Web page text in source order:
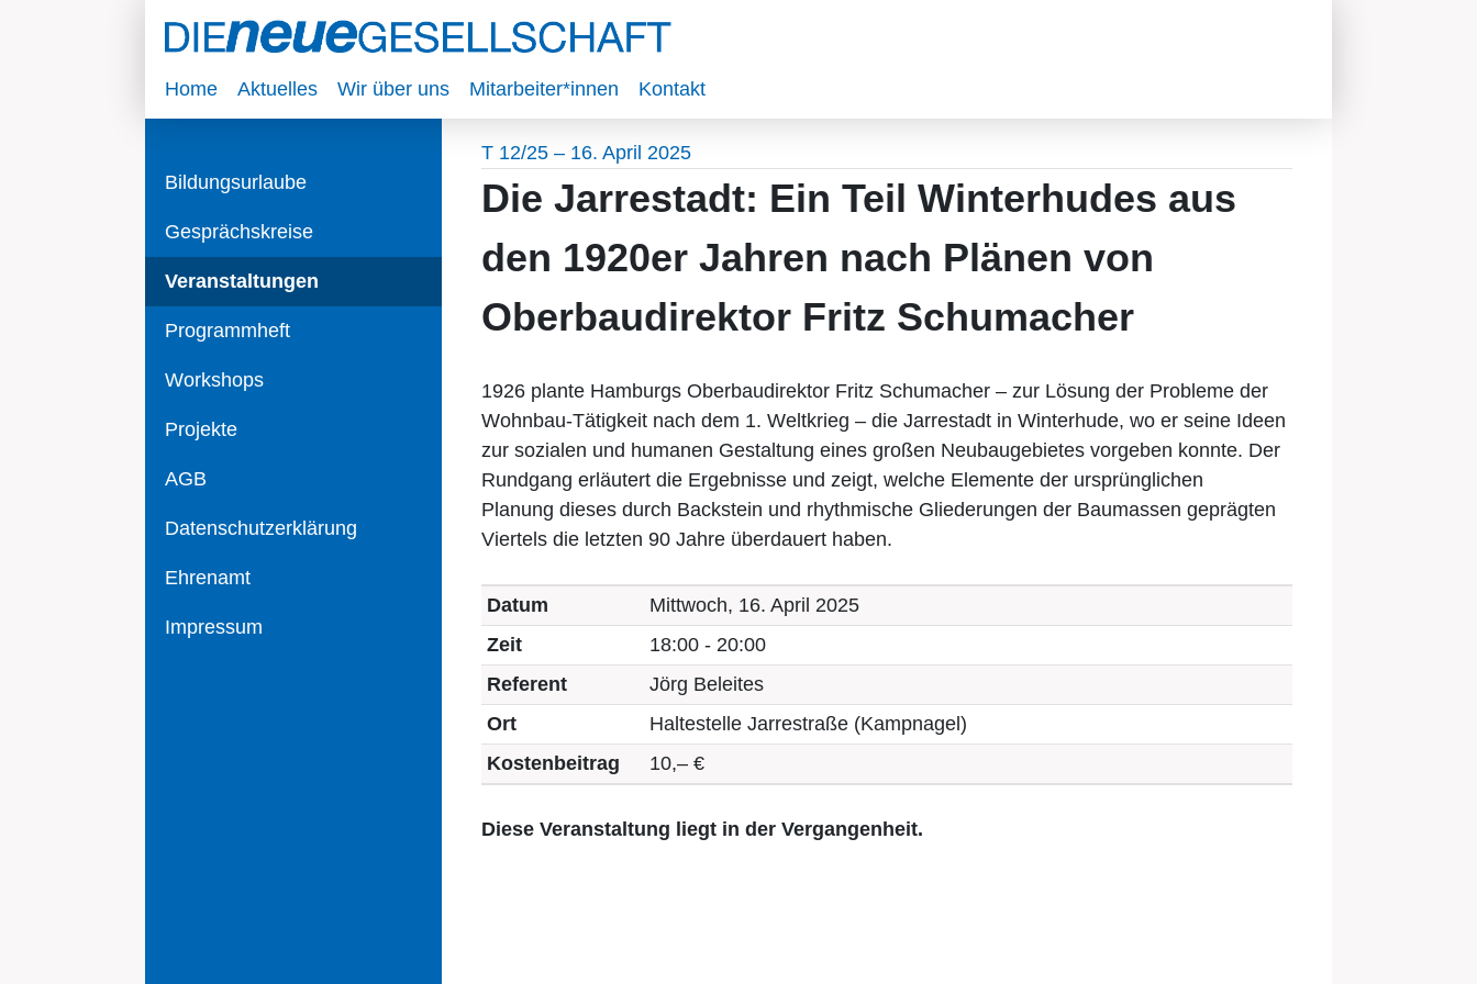
Home Aktuelles Wir über uns Mitarbeiter*innen Kontakt
Bildungsurlaube
Gesprächskreise
Veranstaltungen
Programmheft
Workshops
Projekte
AGB
Datenschutzerklärung
Ehrenamt
Impressum
T 12/25 – 16. April 2025
Die Jarrestadt: Ein Teil Winterhudes aus
den 1920er Jahren nach Plänen von
Oberbaudirektor Fritz Schumacher
1926 plante Hamburgs Oberbaudirektor Fritz Schumacher – zur Lösung der Probleme der
Wohnbau-Tätigkeit nach dem 1. Weltkrieg – die Jarrestadt in Winterhude, wo er seine Ideen
zur sozialen und humanen Gestaltung eines großen Neubaugebietes vorgeben konnte. Der
Rundgang erläutert die Ergebnisse und zeigt, welche Elemente der ursprünglichen
Planung dieses durch Backstein und rhythmische Gliederungen der Baumassen geprägten
Viertels die letzten 90 Jahre überdauert haben.
Datum
Mittwoch, 16. April 2025
Zeit
18:00 - 20:00
Referent
Jörg Beleites
Ort
Haltestelle Jarrestraße (Kampnagel)
Kostenbeitrag
10,– €
Diese Veranstaltung liegt in der Vergangenheit.